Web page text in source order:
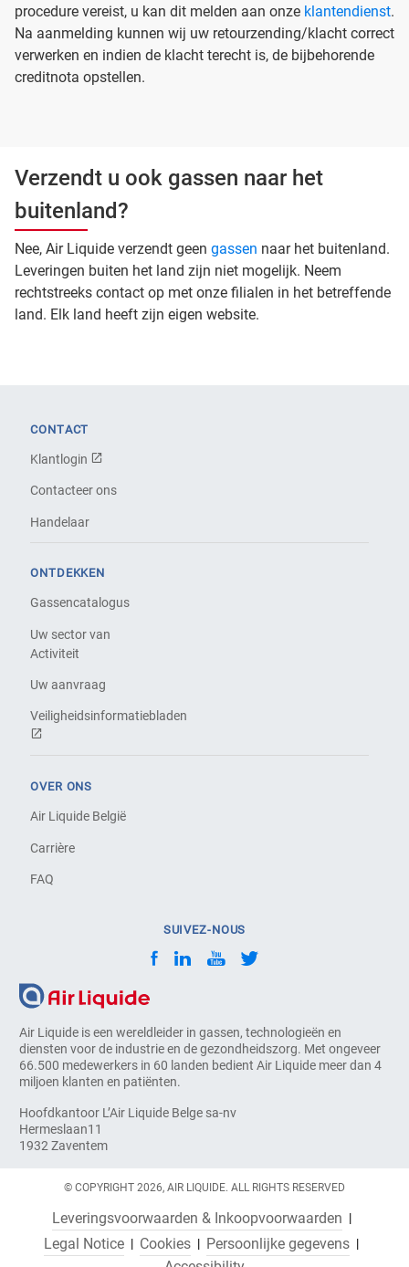
procedure vereist, u kan dit melden aan onze klantendienst.
Na aanmelding kunnen wij uw retourzending/klacht correct
verwerken en indien de klacht terecht is, de bijbehorende
creditnota opstellen.
Verzendt u ook gassen naar het
buitenland?
Nee, Air Liquide verzendt geen gassen naar het buitenland.
Leveringen buiten het land zijn niet mogelijk. Neem
rechtstreeks contact op met onze filialen in het betreffende
land. Elk land heeft zijn eigen website.
Air Liquide is een wereldleider in gassen, technologieën en
diensten voor de industrie en de gezondheidszorg. Met ongeveer
66.500 medewerkers in 60 landen bedient Air Liquide meer dan 4
miljoen klanten en patiënten.
Hoofdkantoor L’Air Liquide Belge sa-nv
Hermeslaan11
1932 Zaventem
CONTACT
Klantlogin
Contacteer ons
Handelaar
ONTDEKKEN
Gassencatalogus
Uw sector van
Activiteit
Uw aanvraag
Veiligheidsinformatiebladen
OVER ONS
Air Liquide België
Carrière
FAQ
SUIVEZ-NOUS
© COPYRIGHT 2026, AIR LIQUIDE. ALL RIGHTS RESERVED
Leveringsvoorwaarden & Inkoopvoorwaarden
Legal Notice
Cookies
Persoonlijke gegevens